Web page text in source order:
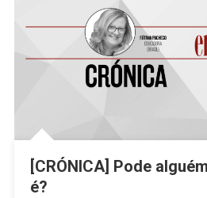
[CRÓNICA] Pode
é?